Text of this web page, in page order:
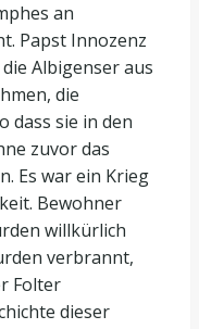
an
Papst Innozenz
Albigenser aus
die
dass sie in den
zuvor das
Es war ein Krieg
Bewohner
willkürlich
verbrannt,
Folter
dieser